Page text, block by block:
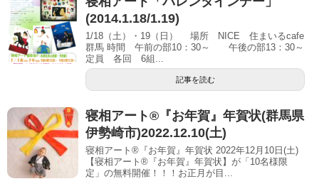
(2014.1.18/1.19)
1/18（土）・19（日） 場所 NICE 住まいるcafe
群馬 時間 午前の部10：30～ 午後の部13：30～
定員 各回 6組...
記事を読む
寝相アート®︎『お年賀』年賀状(群馬県
伊勢崎市)2022.12.10(土)
寝相アート®『お年賀』年賀状 2022年12月10日(土)
【寝相アート®︎『お年賀』年賀状】が「10名様限
定」の無料開催！！！お正月が目...